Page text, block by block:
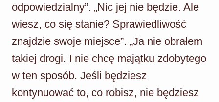
odpowiedzialny”. „Nic jej nie będzie. Ale
wiesz, co się stanie? Sprawiedliwość
znajdzie swoje miejsce”. „Ja nie obrałem
takiej drogi. I nie chcę majątku zdobytego
w ten sposób. Jeśli będziesz
kontynuować to, co robisz, nie będziesz